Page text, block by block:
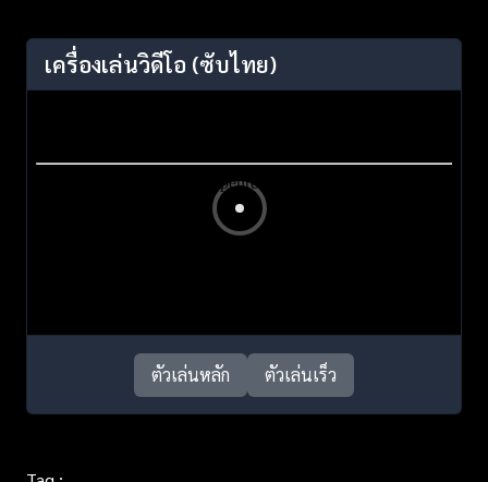
เครื่องเล่นวิดีโอ (ซับไทย)
ตัวเล่นหลัก ตัวเล่นเร็ว